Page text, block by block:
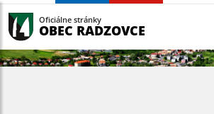
Oficiálne stránky
OBEC RADZOVCE